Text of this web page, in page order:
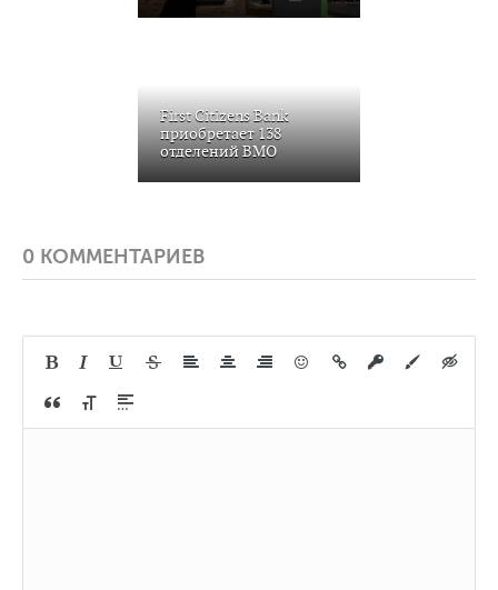
First Citizens Bank
приобретает 138
отделений BMO
0 КОММЕНТАРИЕВ